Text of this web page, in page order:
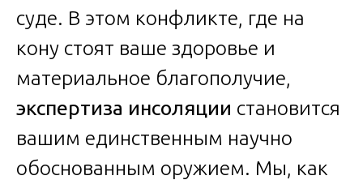
суде. В этом конфликте, где на
кону стоят ваше здоровье и
материальное благополучие,
экспертиза инсоляции становится
вашим единственным научно
обоснованным оружием. Мы, как